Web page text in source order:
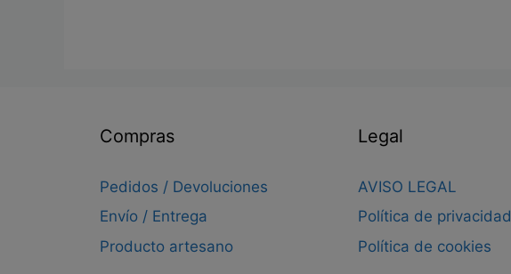
Compras
Pedidos / Devoluciones
Envío / Entrega
Producto artesano
Legal
AVISO LEGAL
Política de privacidad
Política de cookies